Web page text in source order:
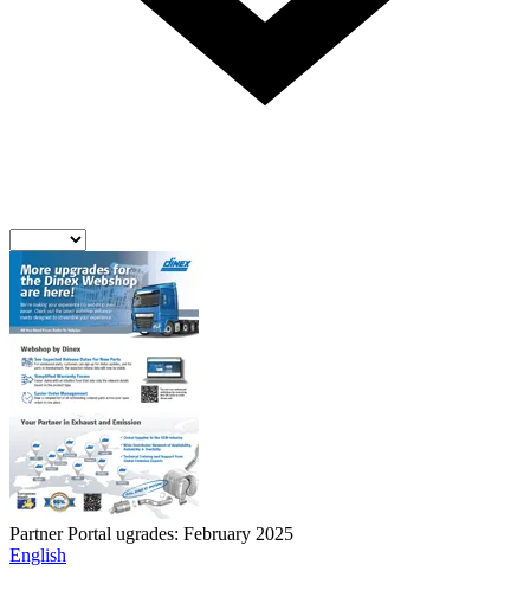
Partner Portal ugrades: February 2025
English